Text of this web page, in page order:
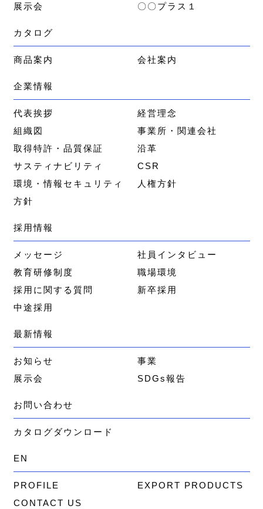
展示会
〇〇プラス１
カタログ
商品案内 会社案内
企業情報
代表挨拶
経営理念
組織図
事業所・関連会社
取得特許・品質保証
沿革
サスティナビリティ
CSR
環境・情報セキュリティ
方針
人権方針
採用情報
メッセージ
社員インタビュー
教育研修制度
職場環境
採用に関する質問
新卒採用
中途採用
最新情報
お知らせ
事業
展示会
SDGs報告
お問い合わせ
カタログダウンロード
EN
PROFILE
EXPORT PRODUCTS
CONTACT US